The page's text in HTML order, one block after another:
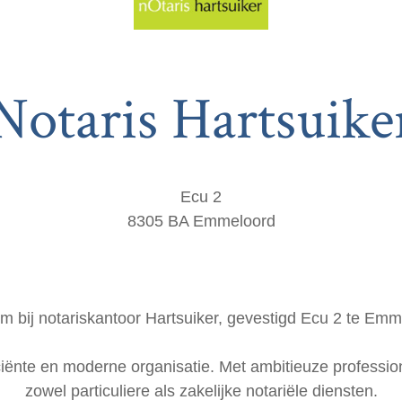
Ecu 2
8305 BA Emmeloord
bij notariskantoor Hartsuiker, gevestigd Ecu 2 te
en moderne organisatie. Met ambitieuze
zowel particuliere als zakelijke notariële diensten.